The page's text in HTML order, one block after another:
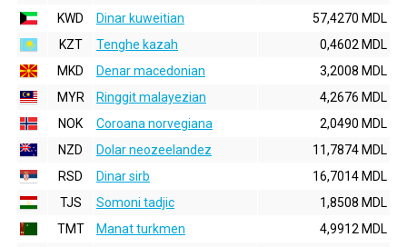
KWD
Dinar kuweitian
57,4270 MDL
KZT
Tenghe kazah
0,4602 MDL
MKD
Denar macedonian
3,2008 MDL
MYR
Ringgit malayezian
4,2676 MDL
NOK
Coroana norvegiana
2,0490 MDL
NZD
Dolar neozeelandez
11,7874 MDL
RSD
Dinar sirb
16,7014 MDL
TJS
Somoni tadjic
1,8508 MDL
TMT
Manat turkmen
4,9912 MDL